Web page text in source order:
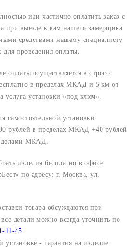
или частично оплатить заказ с
при выезде к вам нашего замерщика
средствами нашему специалисту
проведения оплаты.
оплаты осуществляется в строго
в пределах МКАД и 5 км от
установки «под ключ».
самостоятельной установки
рублей в пределах МКАД +40 рублей
МКАД.
изделия бесплатно в офисе
по адресу: г. Москва, ул.
товара обсуждаются при
детали можно всегда уточнить по
11-45
установке - гарантия на изделие